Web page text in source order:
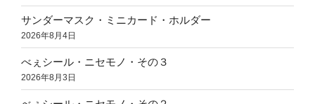
サンダーマスク・ミニカード・ホルダー
2026年8月4日
べぇシール・ニセモノ・その３
2026年8月3日